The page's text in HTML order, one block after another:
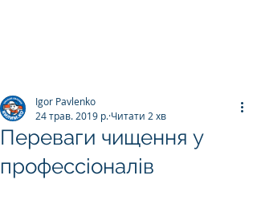
Переваги чищення у
профессіоналів
Igor Pavlenko
24 трав. 2019 р. Читати 2 хв